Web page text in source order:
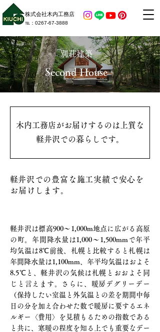
株式会社木内工務店
​℡：​0267-67-3888
別荘建築
Second House
木内工務店がお届けするのは上質な
軽井沢での暮らしです。
​軽井沢での豊富な施工実績で安心を
お届けします。
軽井沢は標高900​〜1,000m地点に広がる高原
の町。年間降水量は1,000〜1,500mmで年平
均気温は8℃前後、札幌と比較すると札幌は
年間降水量は1,100mm、年平均気温はおよそ
8.5℃と、軽井沢の気候は札幌とおおよそ同
じと言えます。さらに、暖房デグリーデー
（保持したい室温と外気温との差を期間中毎
日の分を加え合わせた数で暖房に要するエネ
ルギー〈費用〉を見積もるための指数である
と共に、寒暖の程度を知る上でも重要なデー